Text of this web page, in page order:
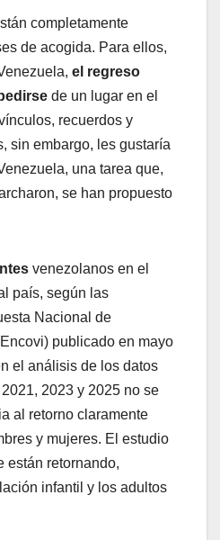
completamente
de acogida. Para ellos,
el regreso
de un lugar en el
recuerdos y
sin embargo, les gustaría
una tarea que,
se han propuesto
venezolanos en el
país, según las
Nacional de
publicado en mayo
el análisis de los datos
2023 y 2025 no se
al retorno claramente
y mujeres. El estudio
están retornando,
infantil y los adultos